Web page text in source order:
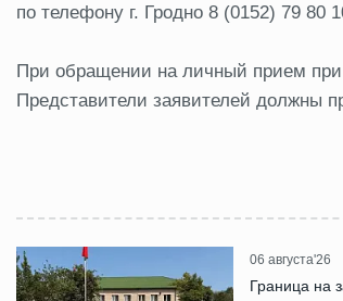
по телефону г. Гродно 8 (0152) 79 80
При обращении на личный прием
Представители заявителей должны
06 августа'26
Граница на